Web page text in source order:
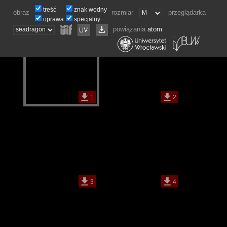
obraz
treść
oprawa
znak wodny
specjalny
rozmiar przeglądarka
powiązaniaatom
1 2
3 4